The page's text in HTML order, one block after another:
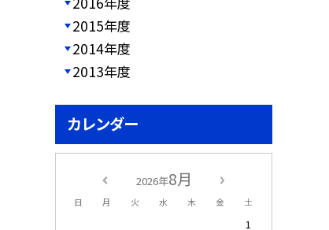
2015年度
2014年度
2013年度
カレンダー
2026年8月
日 月 火 水 木 金 土
1